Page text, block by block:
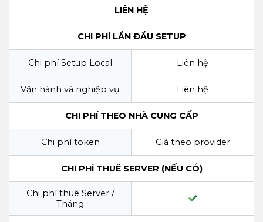
LIÊN HỆ
CHI PHÍ LẦN ĐẦU SETUP
Chi phí Setup Local Liên hệ
Vận hành và nghiệp vụ Liên hệ
CHI PHÍ THEO NHÀ CUNG CẤP
Chi phí token Giá theo provider
CHI PHÍ THUÊ SERVER (NẾU CÓ)
Chi phí thuê Server /
Tháng